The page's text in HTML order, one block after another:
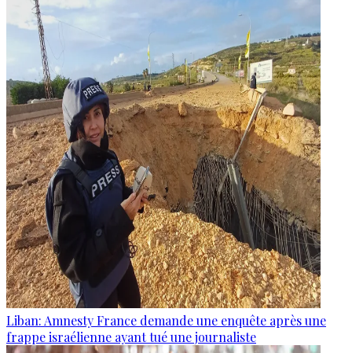
Liban: Amnesty France demande une enquête après une
frappe israélienne ayant tué une journaliste